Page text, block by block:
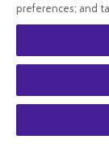
Une
preferences; and